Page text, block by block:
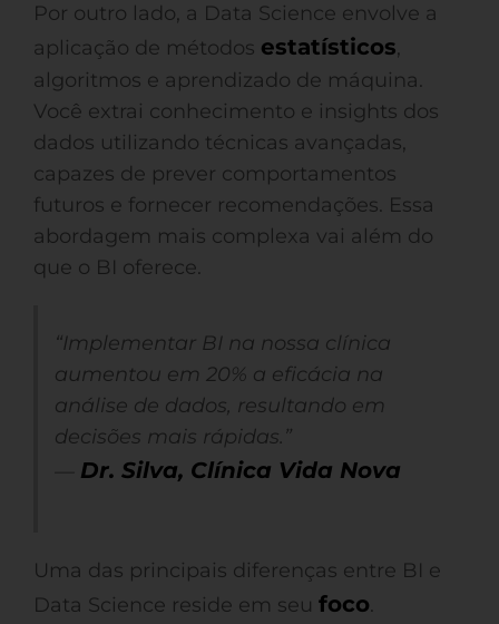
Por outro lado, a Data Science envolve a
aplicação de métodos estatísticos,
algoritmos e aprendizado de máquina.
Você extrai conhecimento e insights dos
dados utilizando técnicas avançadas,
capazes de prever comportamentos
futuros e fornecer recomendações. Essa
abordagem mais complexa vai além do
que o BI oferece.
“Implementar BI na nossa clínica
aumentou em 20% a eficácia na
análise de dados, resultando em
decisões mais rápidas.”
Dr. Silva, Clínica Vida Nova
Uma das principais diferenças entre BI e
Data Science reside em seu foco.